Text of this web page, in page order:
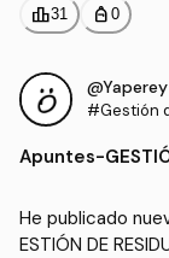
leaderboard31 personal_bag 0
@Yaperey
#Gestión
Apuntes-
He publicado
ESTIÓN DE